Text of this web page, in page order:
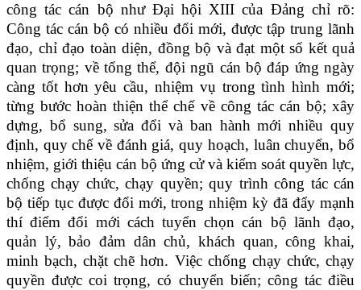
công tác cán bộ như Đại hội XIII của Đảng chỉ rõ:
Công tác cán bộ có nhiều đổi mới, được tập trung lãnh
đạo, chỉ đạo toàn diện, đồng bộ và đạt một số kết quả
quan trọng; về tổng thể, đội ngũ cán bộ đáp ứng ngày
càng tốt hơn yêu cầu, nhiệm vụ trong tình hình mới;
từng bước hoàn thiện thể chế về công tác cán bộ; xây
dựng, bổ sung, sửa đổi và ban hành mới nhiều quy
định, quy chế về đánh giá, quy hoạch, luân chuyển, bổ
nhiệm, giới thiệu cán bộ ứng cử và kiểm soát quyền lực,
chống chạy chức, chạy quyền; quy trình công tác cán
bộ tiếp tục được đổi mới, trong nhiệm kỳ đã đẩy mạnh
thí điểm đổi mới cách tuyển chọn cán bộ lãnh đạo,
quản lý, bảo đảm dân chủ, khách quan, công khai,
minh bạch, chặt chẽ hơn. Việc chống chạy chức, chạy
quyền được coi trọng, có chuyển biến; công tác điều